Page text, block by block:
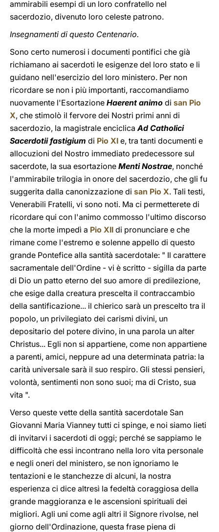
ammirabili esempi di un loro confratello nel
sacerdozio, divenuto loro celeste patrono.
Insegnamenti di questo Centenario.
Sono certo numerosi i documenti pontifici che già
richiamano ai sacerdoti le esigenze del loro stato e li
guidano nell'esercizio del loro ministero. Per non
ricordare se non i più importanti, raccomandiamo
nuovamente l'Esortazione Haerent animo di san Pio
X, che stimolò il fervore dei Nostri primi anni di
sacerdozio, la magistrale enciclicaAd Catholici
Sacerdotii fastigium di Pio XI e, tra tanti documenti e
allocuzioni del Nostro immediato predecessore sul
sacerdote, la sua esortazione Menti Nostrae, nonché
l'ammirabile trilogia in onore del sacerdozio, che gli fu
suggerita dalla canonizzazione di san Pio X. Tali testi,
Venerabili Fratelli, vi sono noti. Ma ci permetterete di
ricordare qui con l'animo commosso l'ultimo discorso
che la morte impedì a Pio XII di pronunciare e che
rimane come l'estremo e solenne appello di questo
grande Pontefice alla santità sacerdotale: " Il carattere
sacramentale dell'Ordine - vi è scritto - sigilla da parte
di Dio un patto eterno del suo amore di predilezione,
che esige dalla creatura prescelta il contraccambio
della santificazione... il chierico sarà un prescelto tra il
popolo, un privilegiato dei carismi divini, un
depositario del potere divino, in una parola un alter
Christus... Egli non si appartiene, come non appartiene
a parenti, amici, neppure ad una determinata patria: la
carità universale sarà il suo respiro. Gli stessi pensieri,
volontà, sentimenti non sono suoi; ma di Cristo, sua
vita ".
Verso queste vette della santità sacerdotale San
Giovanni Maria Vianney tutti ci spinge, e noi siamo lieti
di invitarvi i sacerdoti di oggi; perché se sappiamo le
difficoltà che essi incontrano nella loro vita personale
e negli oneri del ministero, se non ignoriamo le
tentazioni e le stanchezze di alcuni, la nostra
esperienza ci dice altresì la fedeltà coraggiosa della
grande maggioranza e le ascensioni spirituali dei
migliori. Agli uni come agli altri il Signore rivolse, nel
giorno dell'Ordinazione, questa frase piena di